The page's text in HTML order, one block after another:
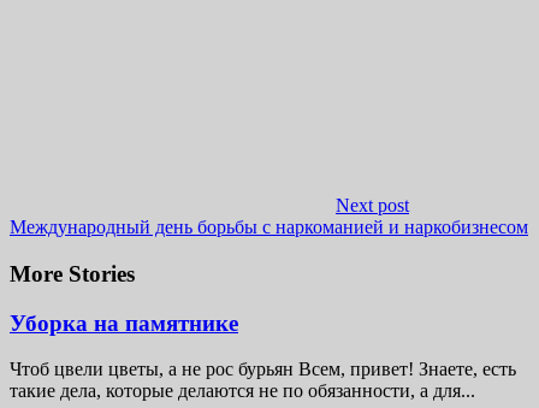
Next post
Международный день борьбы с наркоманией и наркобизнесом
More Stories
Уборка на памятнике
Чтоб цвели цветы, а не рос бурьян Всем, привет! Знаете, есть
такие дела, которые делаются не по обязанности, а для...